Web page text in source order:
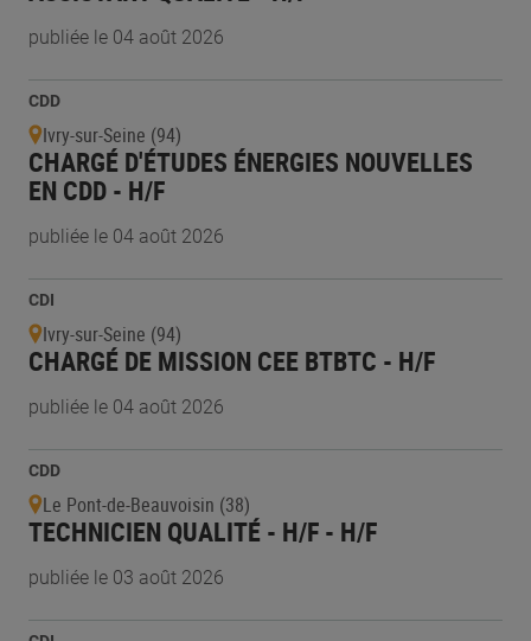
publiée le 04 août 2026
CDD
Ivry-sur-Seine (94)
CHARGÉ D'ÉTUDES ÉNERGIES NOUVELLES
EN CDD - H/F
publiée le 04 août 2026
CDI
Ivry-sur-Seine (94)
CHARGÉ DE MISSION CEE BTBTC - H/F
publiée le 04 août 2026
CDD
Le Pont-de-Beauvoisin (38)
TECHNICIEN QUALITÉ - H/F - H/F
publiée le 03 août 2026